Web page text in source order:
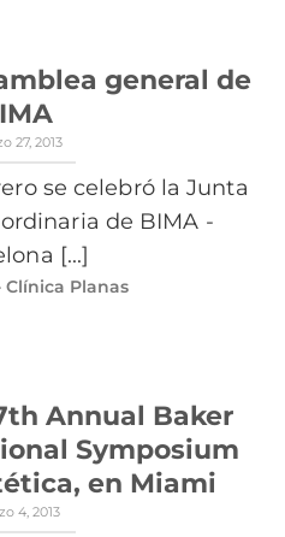
general de
27, 2013
se celebró la Junta
de BIMA -
[...]
Clínica Planas
Annual Baker
Symposium
en Miami
4, 2013